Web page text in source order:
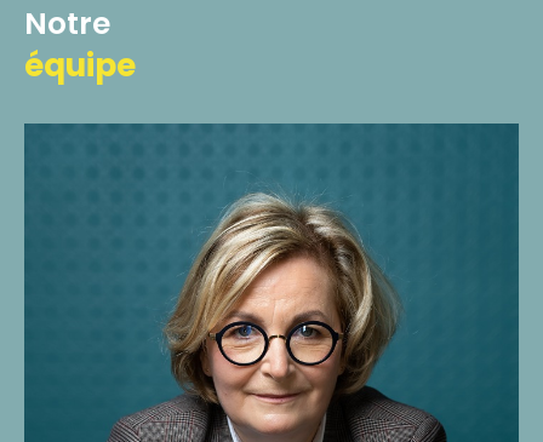
Notre
équipe